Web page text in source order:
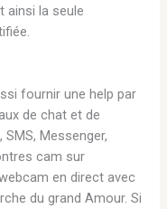
ainsi la seule
fournir une help par
de chat et de
Messenger,
cam sur
en direct avec
du grand Amour. Si